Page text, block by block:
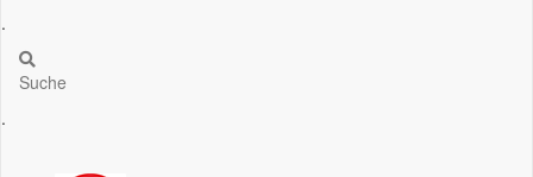
.
Suche
.